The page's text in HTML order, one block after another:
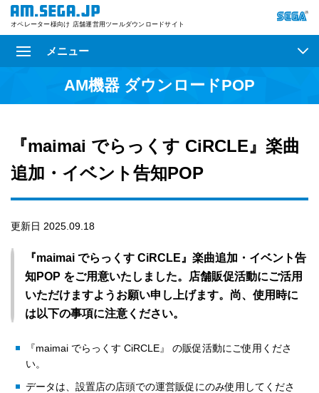
オペレーター様向け 店舗運営用ツールダウンロードサイト
メニュー
AM機器 ダウンロードPOP
『maimai でらっくす CiRCLE』楽曲
追加・イベント告知POP
更新日 2025.09.18
『maimai でらっくす CiRCLE』楽曲追加・イベント告
知POP をご用意いたしました。店舗販促活動にご活用
いただけますようお願い申し上げます。尚、使用時に
は以下の事項に注意ください。
『maimai でらっくす CiRCLE』 の販促活動にご使用くださ
い。
データは、設置店の店頭での運営販促にのみ使用してくださ